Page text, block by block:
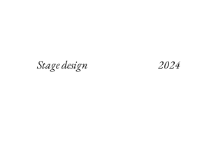
Stage design 2024